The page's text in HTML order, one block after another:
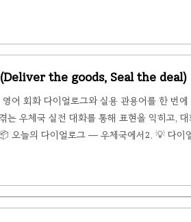
다이얼로그 — 렌터카 대여소에서📌 상황
the goods, Seal the deal)
어 회화 다이얼로그와 실용 관용어를 한 번
우체국 실전 대화를 통해 표현을 익히고,
오늘의 다이얼로그 — 우체국에서2. 💡 다이
늘의 다이얼로그 — 우체국에서📌 상황 설명